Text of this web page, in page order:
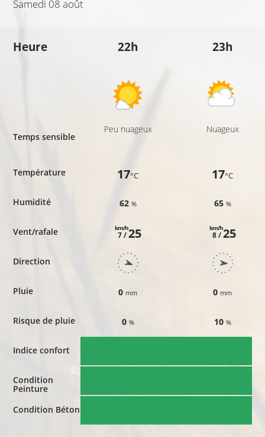
Samedi 08 août
Heure
Temps sensible
Température
Humidité
Vent/rafale
Direction
Pluie
Risque de pluie
Indice confort
Condition
Peinture
Condition Béton
22h
Peu nuageux
17°C
62 %
7 /
km/h25
0 mm
0 %
23h
Nuageux
17°C
65 %
8 /
km/h25
0 mm
10 %